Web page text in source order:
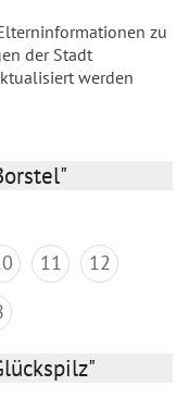
zu
der Stadt
werden
11
12